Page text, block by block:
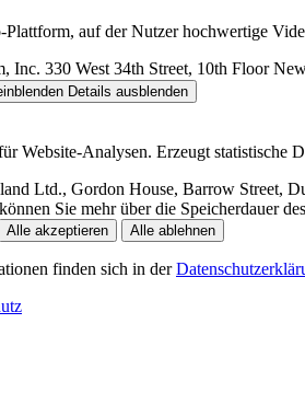
auf der Nutzer hochwertige
Inc. 330 West 34th Street, 10th Floor
Details ausblenden
Website-Analysen. Erzeugt statistische
Ltd., Gordon House, Barrow Street,
Sie mehr über die Speicherdauer
Alle akzeptieren Alle ablehnen
finden sich in der